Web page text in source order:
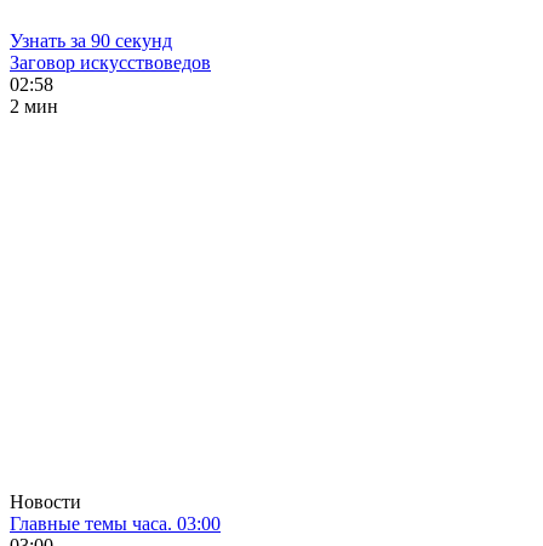
Узнать за 90 секунд
Заговор искусствоведов
02:58
2 мин
Новости
Главные темы часа. 03:00